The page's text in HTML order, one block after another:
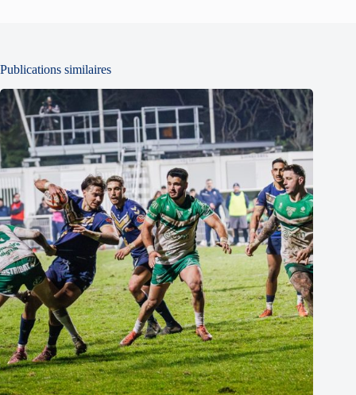
Publications similaires